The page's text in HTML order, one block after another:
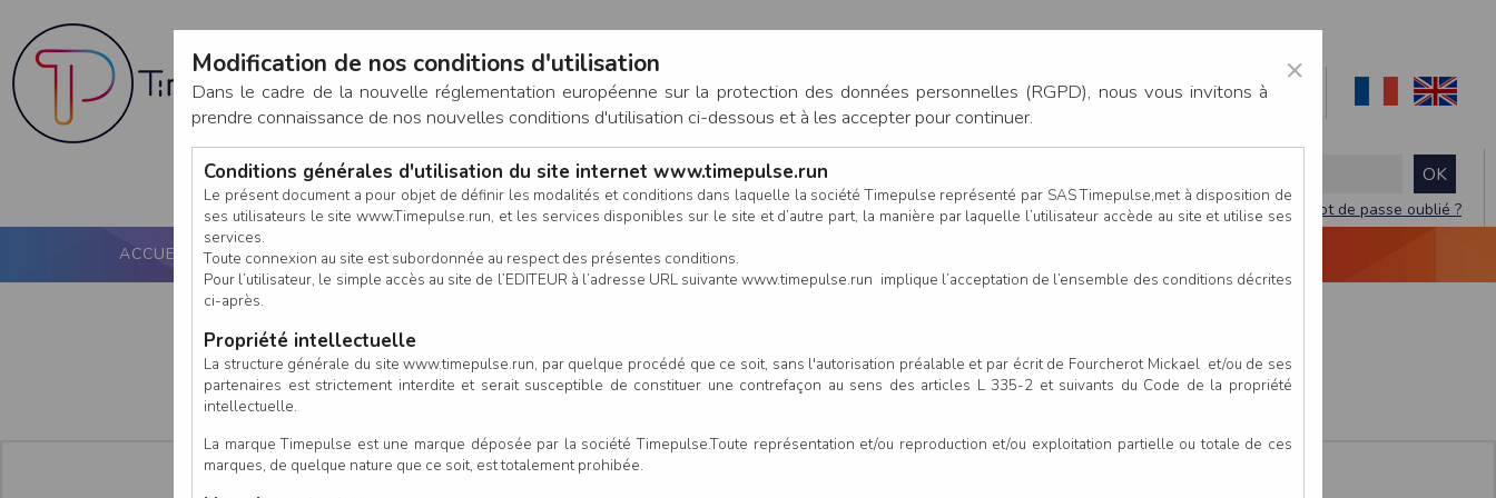
CONNEXION
Mot de passe oublié ?
ACCUEIL PUCE ACTIVE NOS SERVICES CALENDRIER RÉSULTATS
Créer votre compte
×
Modification de nos conditions d'utilisation
Dans le cadre de la nouvelle réglementation européenne sur la protection des données personnelles (RGPD), nous vous invitons à
prendre connaissance de nos nouvelles conditions d'utilisation ci-dessous et à les accepter pour continuer.
Conditions générales d'utilisation du site internet www.timepulse.run
Le présent document a pour objet de définir les modalités et conditions dans laquelle la société Timepulse représenté par SAS Timepulse,met à disposition de
ses utilisateurs le site www.Timepulse.run, et les services disponibles sur le site et d’autre part, la manière par laquelle l’utilisateur accède au site et utilise ses
services.
Toute connexion au site est subordonnée au respect des présentes conditions.
Pour l’utilisateur, le simple accès au site de l’EDITEUR à l’adresse URL suivante www.timepulse.run implique l’acceptation de l’ensemble des conditions décrites
ci-après.
Propriété intellectuelle
La structure générale du site www.timepulse.run, par quelque procédé que ce soit, sans l'autorisation préalable et par écrit de Fourcherot Mickael et/ou de ses
partenaires est strictement interdite et serait susceptible de constituer une contrefaçon au sens des articles L 335-2 et suivants du Code de la propriété
intellectuelle.
La marque Timepulse est une marque déposée par la société Timepulse.Toute représentation et/ou reproduction et/ou exploitation partielle ou totale de ces
marques, de quelque nature que ce soit, est totalement prohibée.